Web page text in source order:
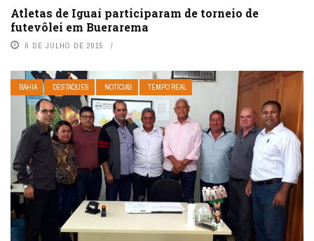
Atletas de Iguaí participaram de torneio de
futevôlei em Buerarema
6 DE JULHO DE 2015
BAHIA DESTAQUES NOTÍCIAS TEMPO REAL